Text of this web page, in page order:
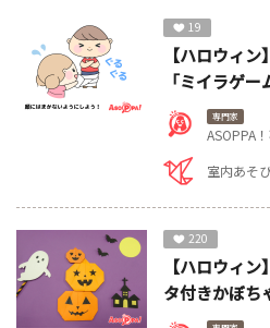
19
【ハロウィ
「ミイラゲー
専門家
ASOPPA
室内あそ
220
【ハロウィ
タ付きかぼち